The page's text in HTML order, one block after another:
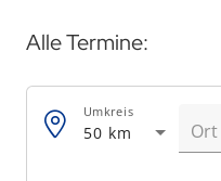
Alle Termine:
50 km
Umkreis